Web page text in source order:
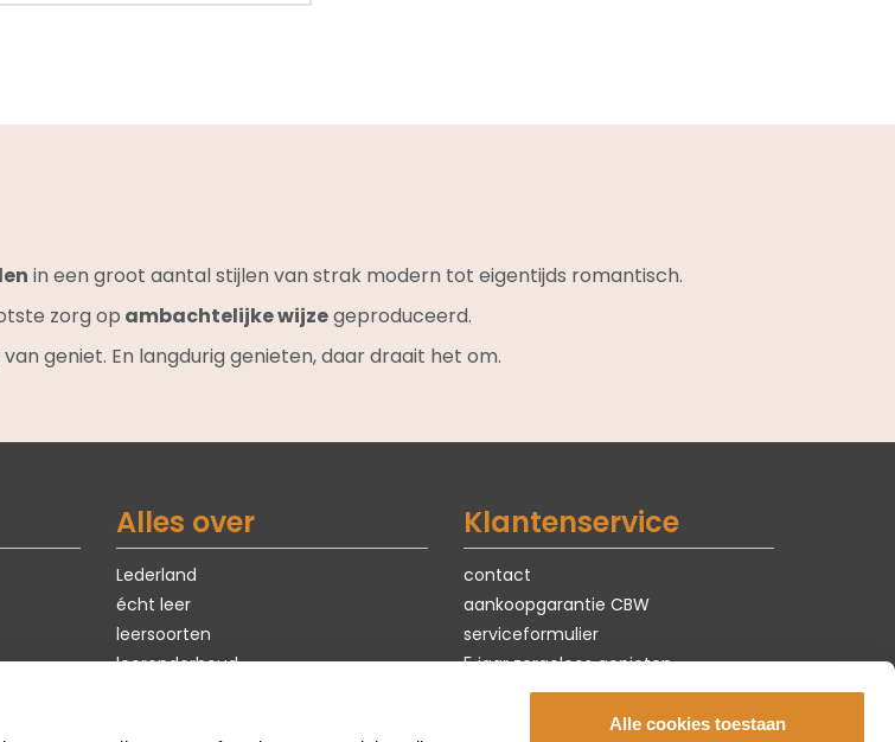
Alle cookies toestaan
in een groot aantal stijlen van strak modern tot eigentijds romantisch.
zorg op ambachtelijke wijzegeproduceerd.
geniet. En langdurig genieten, daar draait het om.
Alles over
Lederland
écht leer
leersoorten
leeronderhoud
Klantenservice
contact
aankoopgarantie CBW
serviceformulier
5 jaar zorgeloos genieten
privacy & cookies